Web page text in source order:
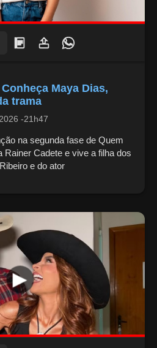
Maya Dias,
trama
-21h47
na segunda fase de Quem
Rainer Cadete e vive a filha dos
e do ator